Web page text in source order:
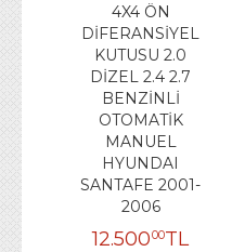
4X4 ÖN
DİFERANSİYEL
KUTUSU 2.0
DİZEL 2.4 2.7
BENZİNLİ
OTOMATİK
MANUEL
HYUNDAI
SANTAFE 2001-
2006
12.50000TL